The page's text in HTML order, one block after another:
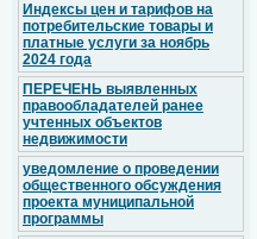
Индексы цен и тарифов на
потребительские товары и
платные услуги за ноябрь
2024 года
ПЕРЕЧЕНЬ выявленных
правообладателей ранее
учтенных объектов
недвижимости
уведомление о проведении
общественного обсуждения
проекта муниципальной
программы